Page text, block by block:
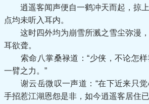
逍遥客闻声便自一鹤冲天而起，掠上
点均未听入耳内。
这时四外均为崩雪所溅之雪尘弥漫，
耳欲聋。
索命八掌桑禄道：“少侠，不论怎样
一臂之力。”
谢云岳微叹一声道：“在下近来只觉
手招惹江湖恩怨是非，如今逍遥客居住